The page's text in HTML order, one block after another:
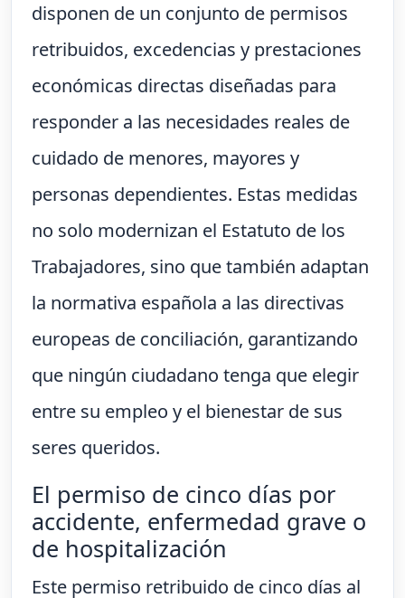
disponen de un conjunto de permisos
retribuidos, excedencias y prestaciones
económicas directas diseñadas para
responder a las necesidades reales de
cuidado de menores, mayores y
personas dependientes. Estas medidas
no solo modernizan el Estatuto de los
Trabajadores, sino que también adaptan
la normativa española a las directivas
europeas de conciliación, garantizando
que ningún ciudadano tenga que elegir
entre su empleo y el bienestar de sus
seres queridos.
El permiso de cinco días por
accidente, enfermedad grave o
de hospitalización
Este permiso retribuido de cinco días al